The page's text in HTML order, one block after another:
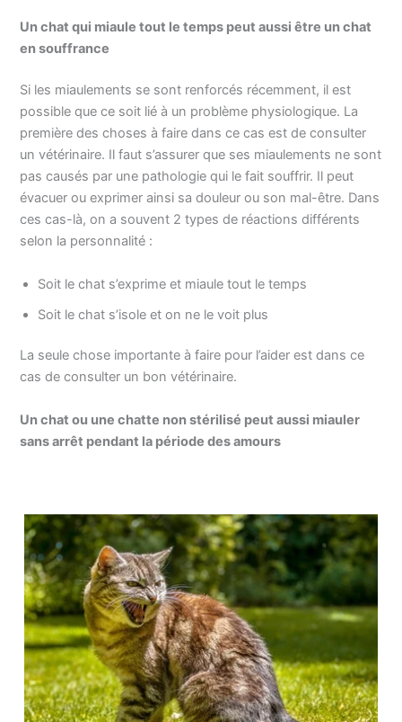
Un chat qui miaule tout le temps peut aussi être un chat
en souffrance
Si les miaulements se sont renforcés récemment, il est
possible que ce soit lié à un problème physiologique. La
première des choses à faire dans ce cas est de consulter
un vétérinaire. Il faut s’assurer que ses miaulements ne sont
pas causés par une pathologie qui le fait souffrir. Il peut
évacuer ou exprimer ainsi sa douleur ou son mal-être. Dans
ces cas-là, on a souvent 2 types de réactions différents
selon la personnalité :
Soit le chat s’exprime et miaule tout le temps
Soit le chat s’isole et on ne le voit plus
La seule chose importante à faire pour l’aider est dans ce
cas de consulter un bon vétérinaire.
Un chat ou une chatte non stérilisé peut aussi miauler
sans arrêt pendant la période des amours